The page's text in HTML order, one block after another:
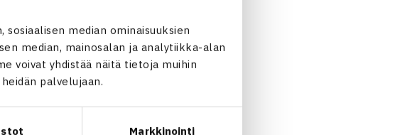
median ominaisuuksien
median, mainosalan ja analytiikka-alan
voivat yhdistää näitä tietoja muihin
palvelujaan.
Markkinointi